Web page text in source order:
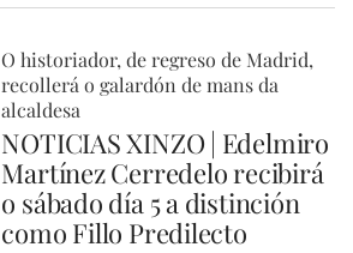
O historiador, de regreso de Madrid,
recollerá o galardón de mans da
alcaldesa
NOTICIAS XINZO | Edelmiro
Martínez Cerredelo recibirá
o sábado día 5 a distinción
como Fillo Predilecto